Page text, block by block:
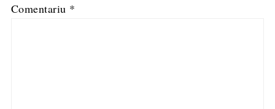
Comentariu *